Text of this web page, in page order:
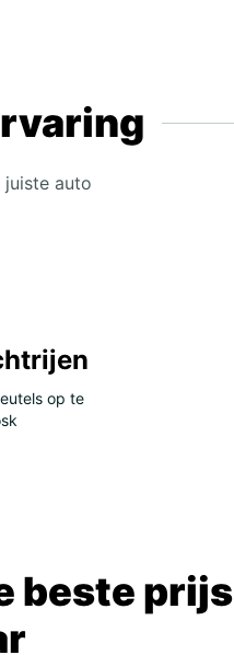
juiste auto
op te
beste